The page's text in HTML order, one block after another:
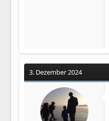
3. Dezember 2024